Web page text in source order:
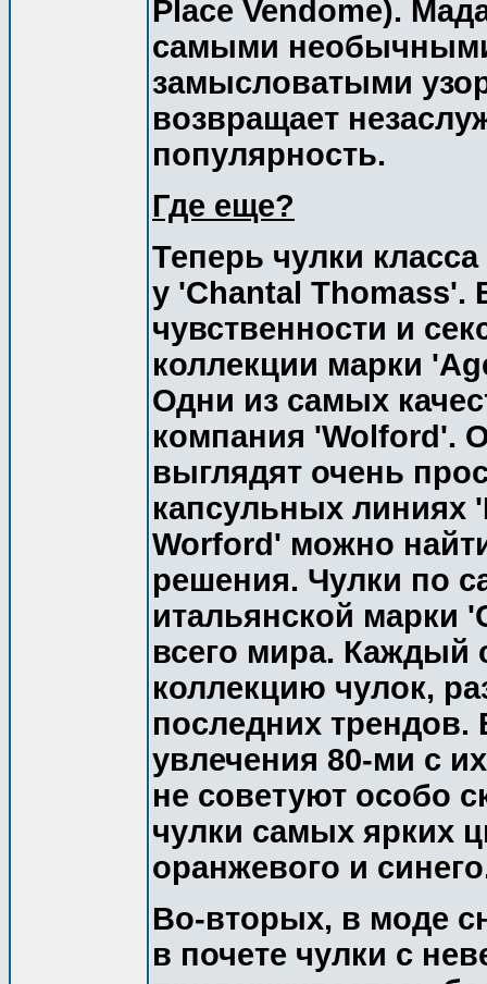
Place Vendome).
самыми
замысловатыми
возвращает
популярность.
Где еще?
Теперь чулки
у 'Chantal Thomass'.
чувственности и
коллекции марки
Одни из самых
компания 'Wolford'.
выглядят очень
капсульных линиях
Worford' можно
решения. Чулки по
итальянской марки
всего мира. Каждый
коллекцию чулок,
последних трендов.
увлечения 80-ми с
не советуют особо
чулки самых ярких
оранжевого и
Во-вторых, в моде
в почете чулки с